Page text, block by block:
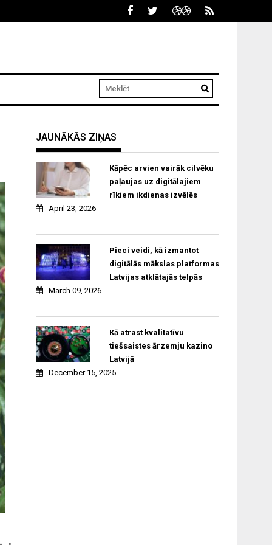
JAUNĀKĀS ZIŅAS
Kāpēc arvien vairāk cilvēku
paļaujas uz digitālajiem
rīkiem ikdienas izvēlēs
April 23, 2026
Pieci veidi, kā izmantot
digitālās mākslas platformas
Latvijas atklātajās telpās
March 09, 2026
Kā atrast kvalitatīvu
tiešsaistes ārzemju kazino
Latvijā
December 15, 2025